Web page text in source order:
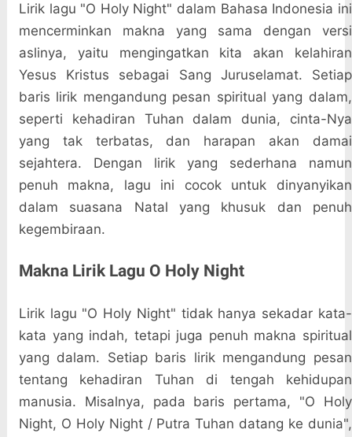
Lirik lagu "O Holy Night" dalam Bahasa Indonesia ini
mencerminkan makna yang sama dengan versi
aslinya, yaitu mengingatkan kita akan kelahiran
Yesus Kristus sebagai Sang Juruselamat. Setiap
baris lirik mengandung pesan spiritual yang dalam,
seperti kehadiran Tuhan dalam dunia, cinta-Nya
yang tak terbatas, dan harapan akan damai
sejahtera. Dengan lirik yang sederhana namun
penuh makna, lagu ini cocok untuk dinyanyikan
dalam suasana Natal yang khusuk dan penuh
kegembiraan.
Makna Lirik Lagu O Holy Night
Lirik lagu "O Holy Night" tidak hanya sekadar kata-
kata yang indah, tetapi juga penuh makna spiritual
yang dalam. Setiap baris lirik mengandung pesan
tentang kehadiran Tuhan di tengah kehidupan
manusia. Misalnya, pada baris pertama, "O Holy
Night, O Holy Night / Putra Tuhan datang ke dunia",